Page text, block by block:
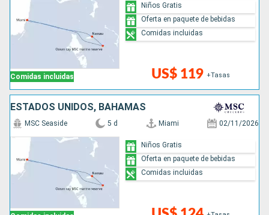
Comidas incluidas US$ 119 +Tasas
Niños Gratis
Oferta en paquete de bebidas
Comidas incluidas
ESTADOS UNIDOS, BAHAMAS
MSC Seaside 5 d Miami 02/11/2026
Niños Gratis
Oferta en paquete de bebidas
Comidas incluidas